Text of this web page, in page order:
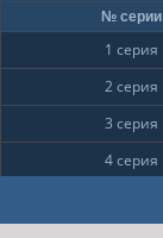
№ серии
1 серия
2 серия
3 серия
4 серия